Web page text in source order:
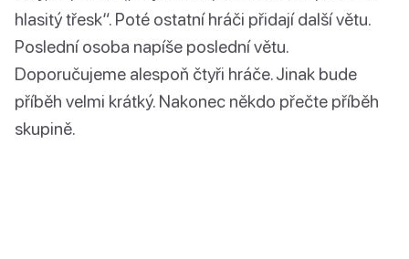
hlasitý třesk“. Poté ostatní hráči přidají další větu.
Poslední osoba napíše poslední větu.
Doporučujeme alespoň čtyři hráče. Jinak bude
příběh velmi krátký. Nakonec někdo přečte příběh
skupině.